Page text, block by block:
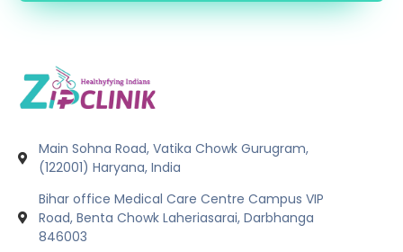
Main Sohna Road, Vatika Chowk Gurugram,
(122001) Haryana, India
Bihar office Medical Care Centre Campus VIP
Road, Benta Chowk Laheriasarai, Darbhanga
846003